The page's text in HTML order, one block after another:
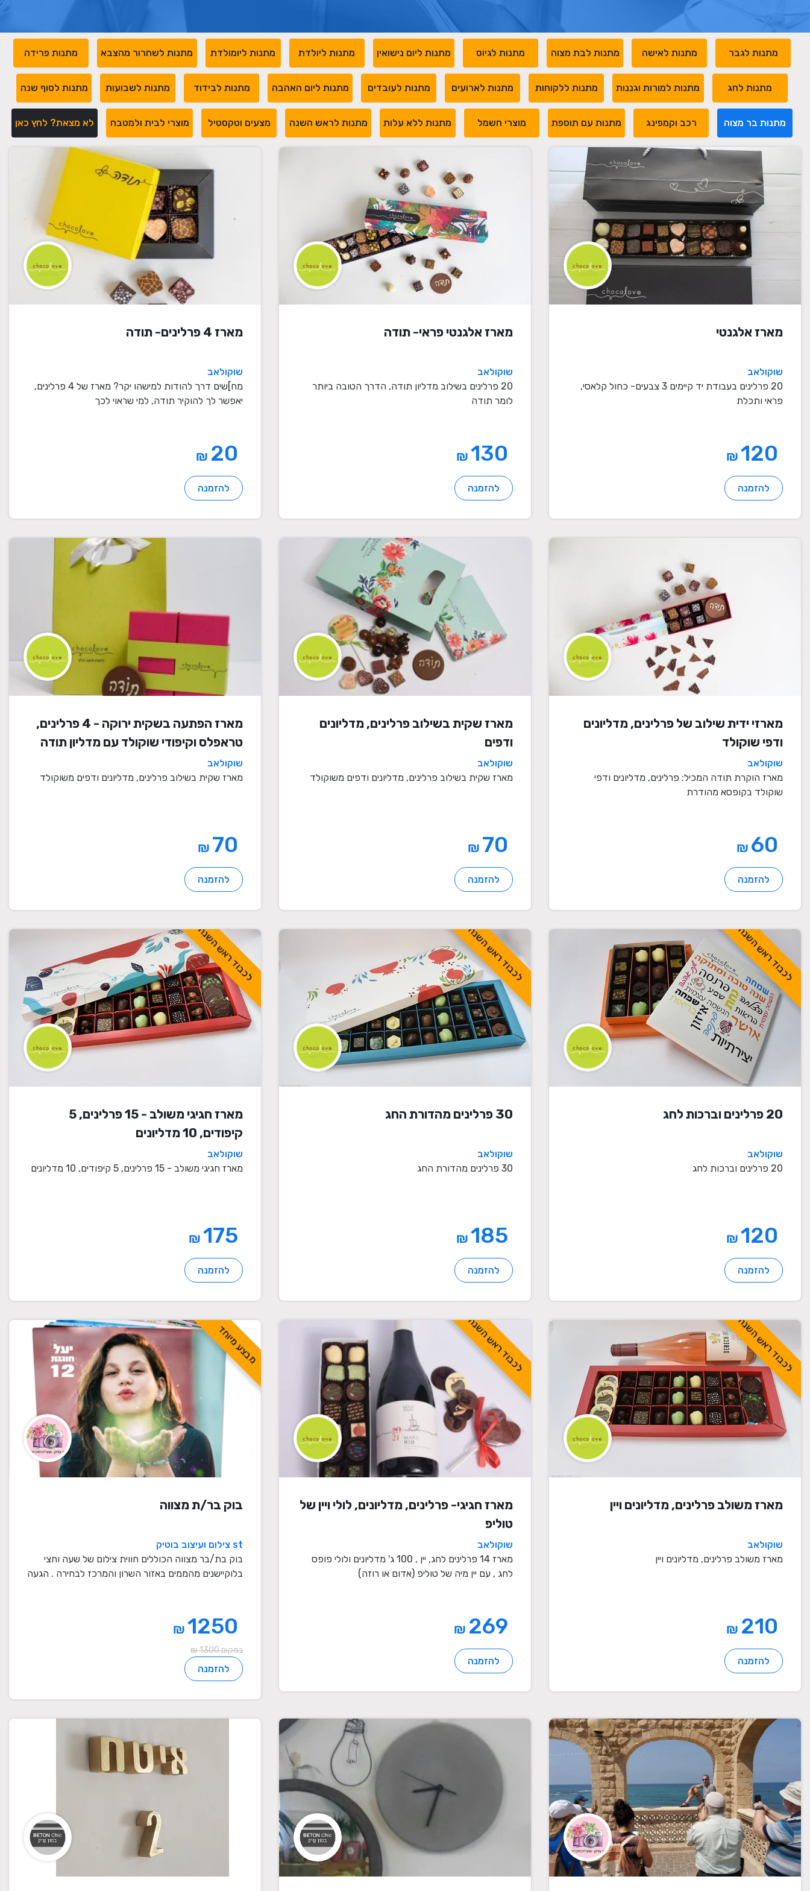
מתנות לגבר מתנות לאישה מתנות לבת מצוה מתנות לגיוס מתנות ליום נישואין מתנות ליולדת מתנות ליומולדת מתנות לשחרור מהצבא מתנות פרידה
מתנות לחג מתנות למורות וגננות מתנות ללקוחות מתנות לארועים מתנות לעובדים מתנות ליום האהבה מתנות לבידוד מתנות לשבועות מתנות לסוף שנה
מתנות בר מצוה רכב וקמפינג מתנות עם תוספת מוצרי חשמל מתנות ללא עלות מתנות לראש השנה מצעים וטקסטיל מוצרי לבית ולמטבח לא מצאת? לחץ כאן
מארז אלגנטי
שוקולאב
20 פרלינים בעבודת יד קיימים 3 צבעים- כחול קלאסי,
פראי ותכלת
₪
להזמנה
מארז אלגנטי פראי- תודה
שוקולאב
20 פרלינים בשילוב מדליון תודה, הדרך הטובה ביותר
לומר תודה
₪
להזמנה
מארז 4 פרלינים- תודה
שוקולאב
מח]שים דרך להודות למישהו יקר? מארז של 4 פרלינים,
יאפשר לך להוקיר תודה, למי שראוי לכך
₪
להזמנה
מארזי ידית שילוב של פרלינים, מדליונים
ודפי שוקולד
שוקולאב
מארז הוקרת תודה המכיל: פרלינים, מדליונים ודפי
שוקולד בקופסא מהודרת
₪
להזמנה
מארז שקית בשילוב פרלינים, מדליונים
ודפים
שוקולאב
מארז שקית בשילוב פרלינים, מדליונים ודפים משוקולד
₪
להזמנה
מארז הפתעה בשקית ירוקה - 4 פרלינים,
טראפלס וקיפודי שוקולד עם מדליון תודה
שוקולאב
מארז שקית בשילוב פרלינים, מדליונים ודפים משוקולד
₪
להזמנה
לכבוד ראש השנה
20 פרלינים וברכות לחג
שוקולאב
20 פרלינים וברכות לחג
₪
להזמנה
לכבוד ראש השנה
30 פרלינים מהדורת החג
שוקולאב
30 פרלינים מהדורת החג
₪
להזמנה
לכבוד ראש השנה
מארז חגיגי משולב - 15 פרלינים, 5
קיפודים, 10 מדליונים
שוקולאב
מארז חגיגי משולב - 15 פרלינים, 5 קיפודים, 10 מדליונים
₪
להזמנה
לכבוד ראש השנה
מארז משולב פרלינים, מדליונים ויין
שוקולאב
מארז משולב פרלינים, מדליונים ויין
₪
להזמנה
לכבוד ראש השנה
מארז חגיגי- פרלינים, מדליונים, לולי ויין של
טוליפ
שוקולאב
מארז 14 פרלינים לחג, יין , 100 ג' מדליונים ולולי פופס
לחג , עם יין מיה של טוליפ (אדום או רוזה)
₪
להזמנה
מבצע מיוחד
בוק בר/ת מצווה
st צילום ועיצוב בוטיק
בוק בת/בר מצווה הכוללים חווית צילום של שעה וחצי
בלוקיישנים מהממים באזור השרון והמרכז לבחירה . הגעה
₪
במקום 1300 ₪
להזמנה